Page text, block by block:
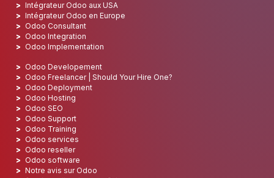
Intégrateur Odoo aux USA
Intégrateur Odoo en Europe
Odoo Consultant
Odoo Integration
Odoo Implementation
Odoo Developement
Odoo Freelancer | Should Your Hire One?
Odoo Deployment
Odoo Hosting
Odoo SEO
Odoo Support
Odoo Training
Odoo services
Odoo reseller
Odoo software
Notre avis sur Odoo